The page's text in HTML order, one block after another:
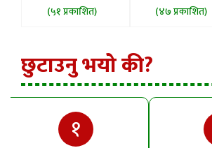
(५१ प्रकाशित) (४७ प्रकाशित)
छुटाउनु भयो की?
१